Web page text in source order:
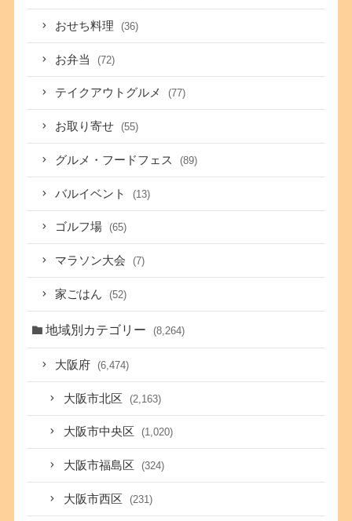
おせち料理 (36)
お弁当 (72)
テイクアウトグルメ (77)
お取り寄せ (55)
グルメ・フードフェス (89)
バルイベント (13)
ゴルフ場 (65)
マラソン大会 (7)
家ごはん (52)
地域別カテゴリー (8,264)
大阪府 (6,474)
大阪市北区 (2,163)
大阪市中央区 (1,020)
大阪市福島区 (324)
大阪市西区 (231)